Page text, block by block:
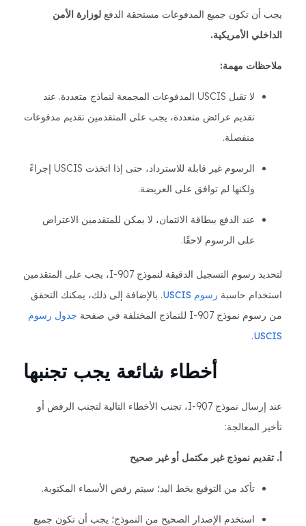
يجب أن تكون جميع المدفوعات مستحقة الدفع لوزارة الأمن
الداخلي الأمريكية.
ملاحظات مهمة:
لا تقبل USCIS المدفوعات المجمعة لنماذج متعددة. عند
تقديم عرائض متعددة، يجب على المتقدمين تقديم مدفوعات
منفصلة.
الرسوم غير قابلة للاسترداد، حتى إذا اتخذت USCIS إجراءً
ولكنها لم توافق على العريضة.
عند الدفع ببطاقة الائتمان، لا يمكن للمتقدمين الاعتراض
على الرسوم لاحقًا.
لتحديد رسوم التسجيل الدقيقة لنموذج I-907، يجب على المتقدمين
استخدام حاسبة رسوم USCIS
. بالإضافة إلى ذلك، يمكنك التحقق
من رسوم نموذج I-907 للنماذج المختلفة في صفحة
جدول رسوم
USCIS
.
أخطاء شائعة يجب تجنبها
عند إرسال نموذج I-907، تجنب الأخطاء التالية لتجنب الرفض أو
تأخير المعالجة:
أ. تقديم نموذج غير مكتمل أو غير صحيح
تأكد من التوقيع بخط اليد؛ سيتم رفض الأسماء المكتوبة.
استخدم الإصدار الصحيح من النموذج؛ يجب أن تكون جميع